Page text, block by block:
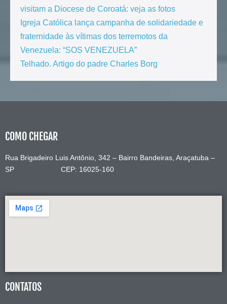
visitam a Diocese de Coroatá: veja as fotos
Igreja Católica lança campanha de solidariedade e
fraternidade às vítimas dos terremotos da
Venezuela: “SOS VENEZUELA”
Telhado. Artigo do padre Charles Borg
COMO CHEGAR
Rua Brigadeiro Luis Antônio, 342 – Bairro Bandeiras, Araçatuba –
SP CEP: 16025-160
CONTATOS